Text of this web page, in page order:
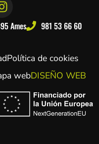
Ames
981 53 66 60
Política de cookies
webDISEÑO WEB